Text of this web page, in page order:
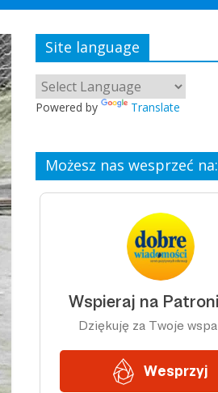
Site language
Powered by Translate
Możesz nas wesprzeć na: